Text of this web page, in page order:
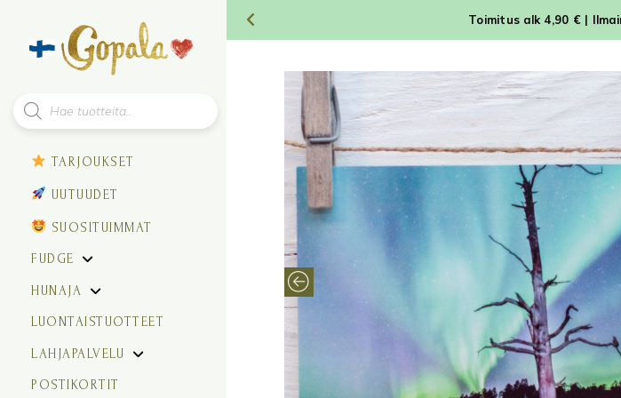
Toimitus alk 4,90 € |
Products
search
TARJOUKSET
UUTUUDET
SUOSITUIMMAT
FUDGE
HUNAJA
LUONTAISTUOTTEET
LAHJAPALVELU
POSTIKORTIT